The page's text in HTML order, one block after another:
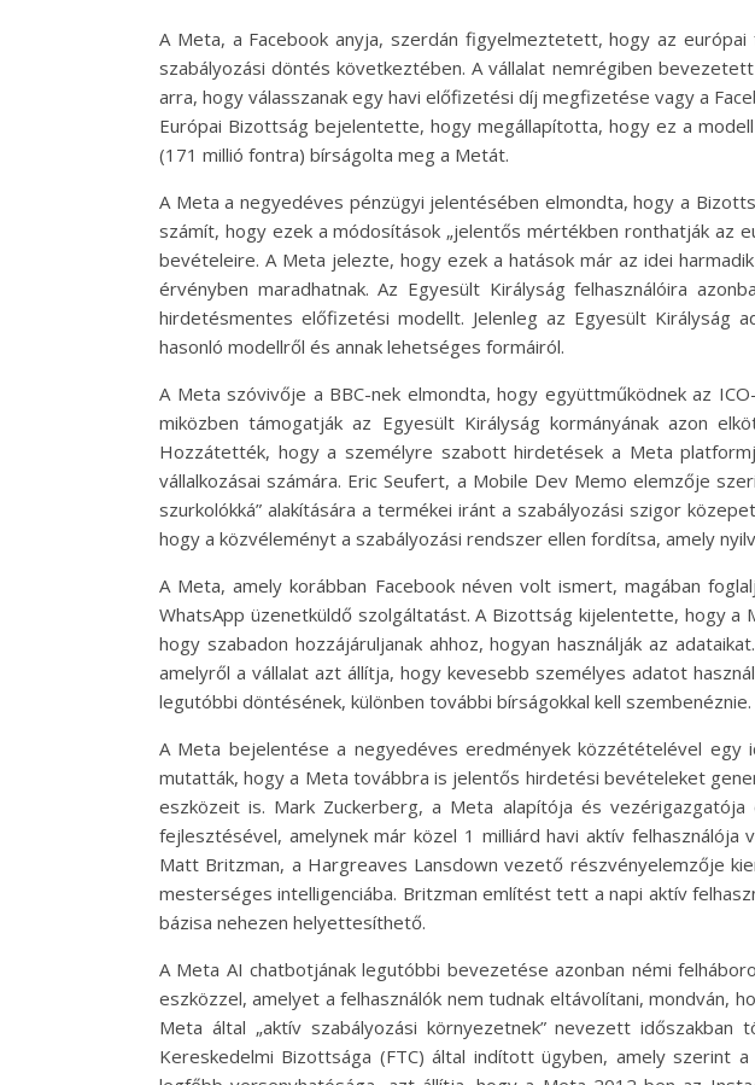
A Meta, a Facebook anyja, szerdán figyelmeztetett, hogy az
szabályozási döntés következtében. A vállalat nemrégiben
arra, hogy válasszanak egy havi előfizetési díj megfizetése vagy a
Európai Bizottság bejelentette, hogy megállapította, hogy ez a
(171 millió fontra) bírságolta meg a Metát.
A Meta a negyedéves pénzügyi jelentésében elmondta, hogy a
számít, hogy ezek a módosítások „jelentős mértékben ronthatják az
bevételeire. A Meta jelezte, hogy ezek a hatások már az idei
érvényben maradhatnak. Az Egyesült Királyság felhasználóira
hirdetésmentes előfizetési modellt. Jelenleg az Egyesült Királyság
hasonló modellről és annak lehetséges formáiról.
A Meta szóvivője a BBC-nek elmondta, hogy együttműködnek az
miközben támogatják az Egyesült Királyság kormányának azon
Hozzátették, hogy a személyre szabott hirdetések a Meta
vállalkozásai számára. Eric Seufert, a Mobile Dev Memo elemzője
szurkolókká” alakítására a termékei iránt a szabályozási szigor
hogy a közvéleményt a szabályozási rendszer ellen fordítsa, amely
A Meta, amely korábban Facebook néven volt ismert, magában
WhatsApp üzenetküldő szolgáltatást. A Bizottság kijelentette, hogy
hogy szabadon hozzájáruljanak ahhoz, hogyan használják az
amelyről a vállalat azt állítja, hogy kevesebb személyes adatot
legutóbbi döntésének, különben további bírságokkal kell szembenéznie.
A Meta bejelentése a negyedéves eredmények közzétételével
mutatták, hogy a Meta továbbra is jelentős hirdetési bevételeket
eszközeit is. Mark Zuckerberg, a Meta alapítója és
fejlesztésével, amelynek már közel 1 milliárd havi aktív
Matt Britzman, a Hargreaves Lansdown vezető részvényelemzője
mesterséges intelligenciába. Britzman említést tett a napi aktív
bázisa nehezen helyettesíthető.
A Meta AI chatbotjának legutóbbi bevezetése azonban némi
eszközzel, amelyet a felhasználók nem tudnak eltávolítani, mondván,
Meta által „aktív szabályozási környezetnek” nevezett
Kereskedelmi Bizottsága (FTC) által indított ügyben, amely szerint